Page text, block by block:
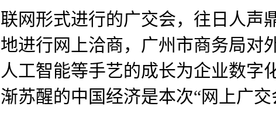
形式进行的广交会，往日人声
进行网上洽商，广州市商务局对
工智能等手艺的成长为企业数字
苏醒的中国经济是本次“网上广